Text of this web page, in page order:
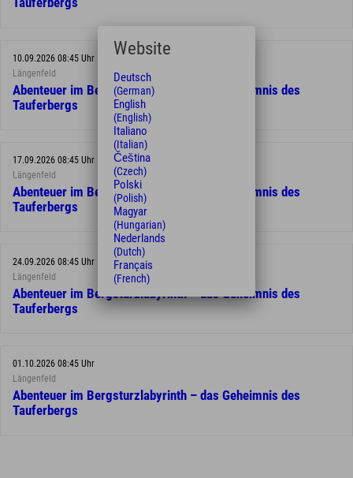
Tauferbergs
10.09.2026 08:45 Uhr
Längenfeld
Abenteuer im Bergsturzlabyrinth – das Geheimnis des
Tauferbergs
17.09.2026 08:45 Uhr
Längenfeld
Abenteuer im Bergsturzlabyrinth – das Geheimnis des
Tauferbergs
24.09.2026 08:45 Uhr
Längenfeld
Abenteuer im Bergsturzlabyrinth – das Geheimnis des
Tauferbergs
01.10.2026 08:45 Uhr
Längenfeld
Abenteuer im Bergsturzlabyrinth – das Geheimnis des
Tauferbergs
Website
Deutsch
(German)
English
(English)
Italiano
(Italian)
Čeština
(Czech)
Polski
(Polish)
Magyar
(Hungarian)
Nederlands
(Dutch)
Français
(French)